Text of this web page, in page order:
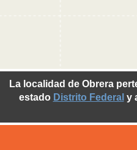
La localidad de Obrera
estado Distrito Federal y